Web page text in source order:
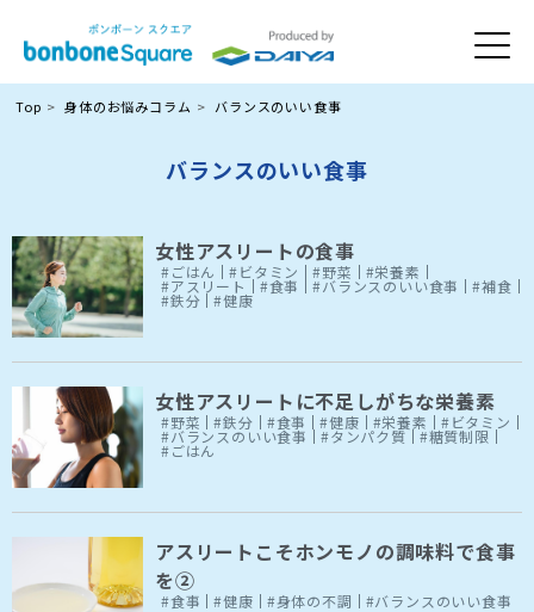
Top 身体のお悩みコラム バランスのいい食事
バランスのいい食事
女性アスリートの食事
#ごはん #ビタミン #野菜 #栄養素
#アスリート #食事 #バランスのいい食事 #補食
#鉄分 #健康
女性アスリートに不足しがちな栄養素
#野菜 #鉄分 #食事 #健康 #栄養素 #ビタミン
#バランスのいい食事 #タンパク質 #糖質制限
#ごはん
アスリートこそホンモノの調味料で食事
を②
#食事 #健康 #身体の不調 #バランスのいい食事